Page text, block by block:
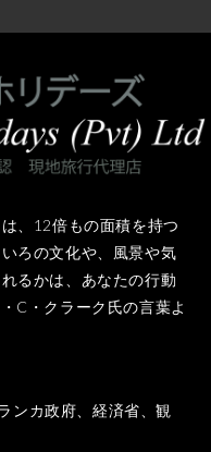
、12倍もの面積を持つ
ろの文化や、風景や気
るかは、あなたの行動
クラーク氏の言葉よ
ンカ政府、経済省、観